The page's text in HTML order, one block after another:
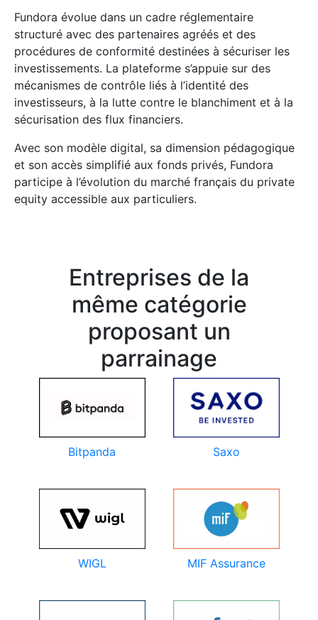
Fundora évolue dans un cadre réglementaire
structuré avec des partenaires agréés et des
procédures de conformité destinées à sécuriser les
investissements. La plateforme s’appuie sur des
mécanismes de contrôle liés à l’identité des
investisseurs, à la lutte contre le blanchiment et à la
sécurisation des flux financiers.
Avec son modèle digital, sa dimension pédagogique
et son accès simplifié aux fonds privés, Fundora
participe à l’évolution du marché français du private
equity accessible aux particuliers.
Entreprises de la
même catégorie
proposant un
parrainage
Bitpanda Saxo
WIGL MIF Assurance